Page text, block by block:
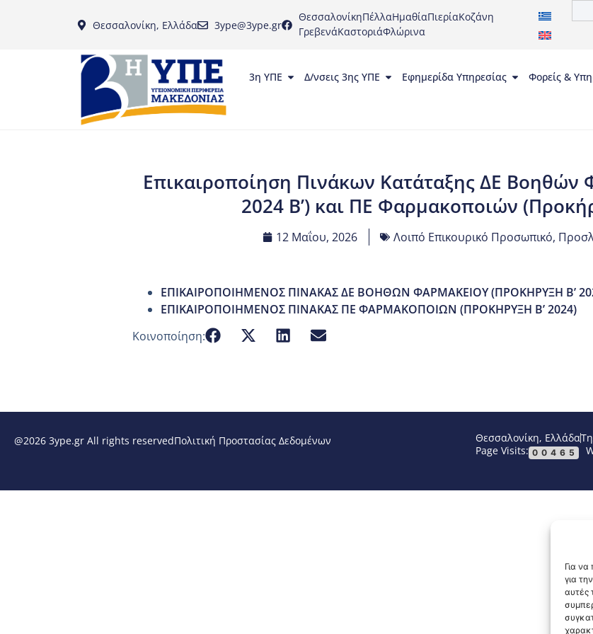
Για
για
αυτές
Θεσσαλονίκη, Ελλάδα 3ype@3ype.gr
ΘεσσαλονίκηΠέλλαΗμαθίαΠιερίαΚοζάνη
ΓρεβενάΚαστοριάΦλώρινα
3η ΥΠΕ Δ/νσεις 3ης ΥΠΕ Εφημερίδα Υπηρεσίας Φορείς &
Επικαιροποίηση Πινάκων Κατάταξης ΔΕ Βοηθών
2024 Β’) και ΠΕ Φαρμακοποιών
12 Μαΐου, 2026 Λοιπό Επικουρικό Προσωπικό,
ΕΠΙΚΑΙΡΟΠΟΙΗΜΕΝΟΣ ΠΙΝΑΚΑΣ ΔΕ ΒΟΗΘΩΝ ΦΑΡΜΑΚΕΙΟΥ (ΠΡΟΚΗΡΥΞΗ Β’
ΕΠΙΚΑΙΡΟΠΟΙΗΜΕΝΟΣ ΠΙΝΑΚΑΣ ΠΕ ΦΑΡΜΑΚΟΠΟΙΩΝ (ΠΡΟΚΗΡΥΞΗ Β’ 2024)
Κοινοποίηση:
@2026 3ype.gr All rights reservedΠολιτική Προστασίας Δεδομένων Θεσσαλονίκη, Ελλάδα
Page Visits: 00465